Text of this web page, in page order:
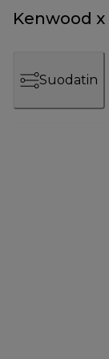
Kenwood x
Suodatin